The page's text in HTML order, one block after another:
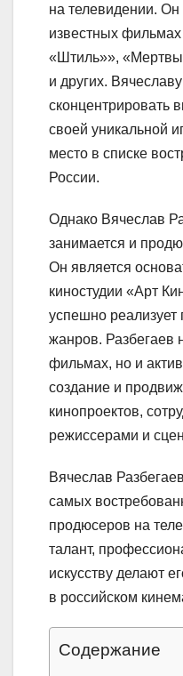
на телевидении. Он
известных
«Штиль»»,
и других.
сконцентрировать
своей уникальной
место в списке
России.
Однако Вячеслав
занимается и
Он является
киностудии «Арт
успешно реализует
жанров. Разбегаев
фильмах, но и
создание и
кинопроектов,
режиссерами и
Вячеслав
самых
продюсеров на
талант,
искусству делают
в российском
Содержание